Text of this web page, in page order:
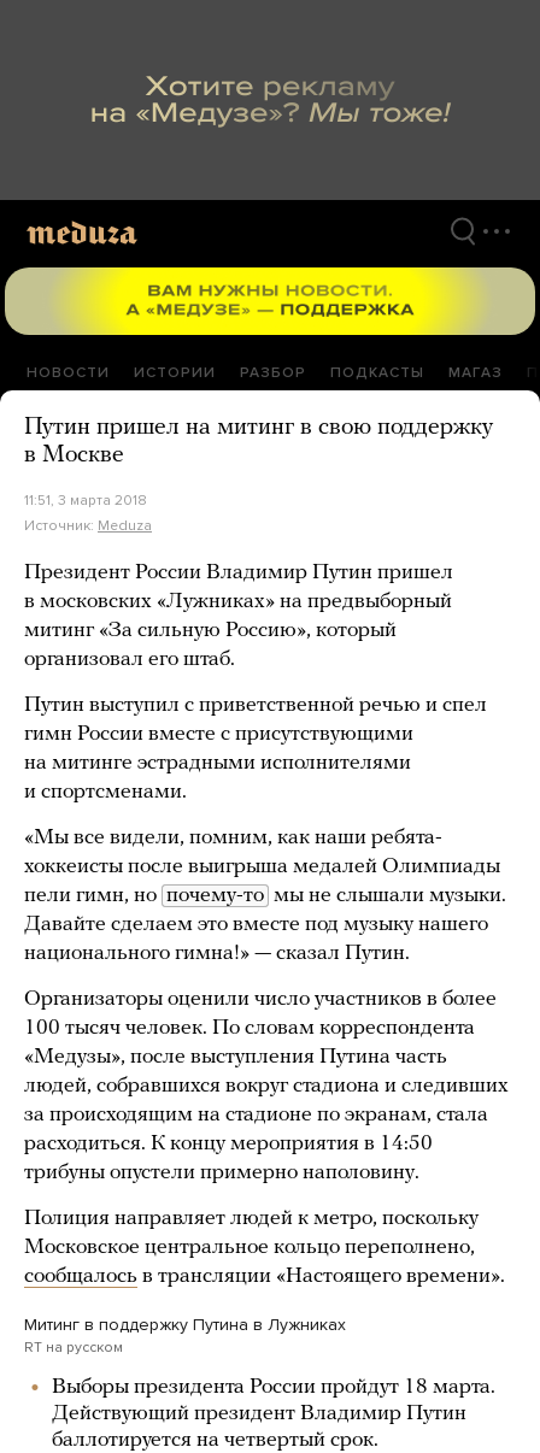
НОВОСТИ ИСТОРИИ РАЗБОР ПОДКАСТЫ МАГАЗ
Путин пришел на митинг в свою поддержку
в Москве
11:51, 3 марта 2018
Источник: Meduza
Президент России Владимир Путин пришел
в московских «Лужниках» на предвыборный
митинг «За сильную Россию», который
организовал его штаб.
Путин выступил с приветственной речью и спел
гимн России вместе с присутствующими
на митинге эстрадными исполнителями
и спортсменами.
«Мы все видели, помним, как наши ребята-
хоккеисты после выигрыша медалей Олимпиады
пели гимн, но почему-то мы не слышали музыки.
Давайте сделаем это вместе под музыку нашего
национального гимна!» — сказал Путин.
Организаторы оценили число участников в более
100 тысяч человек. По словам корреспондента
«Медузы», после выступления Путина часть
людей, собравшихся вокруг стадиона и следивших
за происходящим на стадионе по экранам, стала
расходиться. К концу мероприятия в 14:50
трибуны опустели примерно наполовину.
Полиция направляет людей к метро, поскольку
Московское центральное кольцо переполнено,
сообщалось в трансляции «Настоящего времени».
Митинг в поддержку Путина в Лужниках
RT на русском
Выборы президента России пройдут 18 марта.
Действующий президент Владимир Путин
баллотируется на четвертый срок.